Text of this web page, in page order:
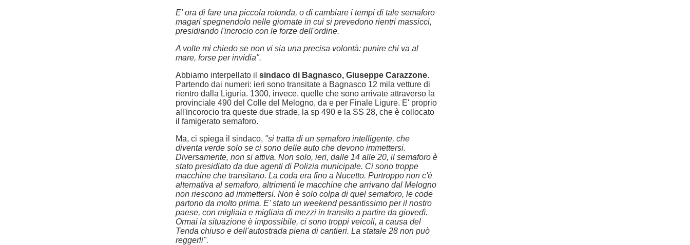
E' ora di fare una piccola rotonda, o di cambiare i tempi di tale semaforo
magari spegnendolo nelle giornate in cui si prevedono rientri massicci,
presidiando l'incrocio con le forze dell'ordine.
A volte mi chiedo se non vi sia una precisa volontà: punire chi va al
mare, forse per invidia".
Abbiamo interpellato il sindaco di Bagnasco, Giuseppe Carazzone.
Partendo dai numeri: ieri sono transitate a Bagnasco 12 mila vetture di
rientro dalla Liguria. 1300, invece, quelle che sono arrivate attraverso la
provinciale 490 del Colle del Melogno, da e per Finale Ligure. E' proprio
all'incorocio tra queste due strade, la sp 490 e la SS 28, che è collocato
il famigerato semaforo.
Ma, ci spiega il sindaco, "si tratta di un semaforo intelligente, che
diventa verde solo se ci sono delle auto che devono immettersi.
Diversamente, non si attiva. Non solo, ieri, dalle 14 alle 20, il semaforo è
stato presidiato da due agenti di Polizia municipale. Ci sono troppe
macchine che transitano. La coda era fino a Nucetto. Purtroppo non c'è
alternativa al semaforo, altrimenti le macchine che arrivano dal Melogno
non riescono ad immettersi. Non è solo colpa di quel semaforo, le code
partono da molto prima. E' stato un weekend pesantissimo per il nostro
paese, con migliaia e migliaia di mezzi in transito a partire da giovedì.
Ormai la situazione è impossibile, ci sono troppi veicoli, a causa del
Tenda chiuso e dell'autostrada piena di cantieri. La statale 28 non può
reggerli".